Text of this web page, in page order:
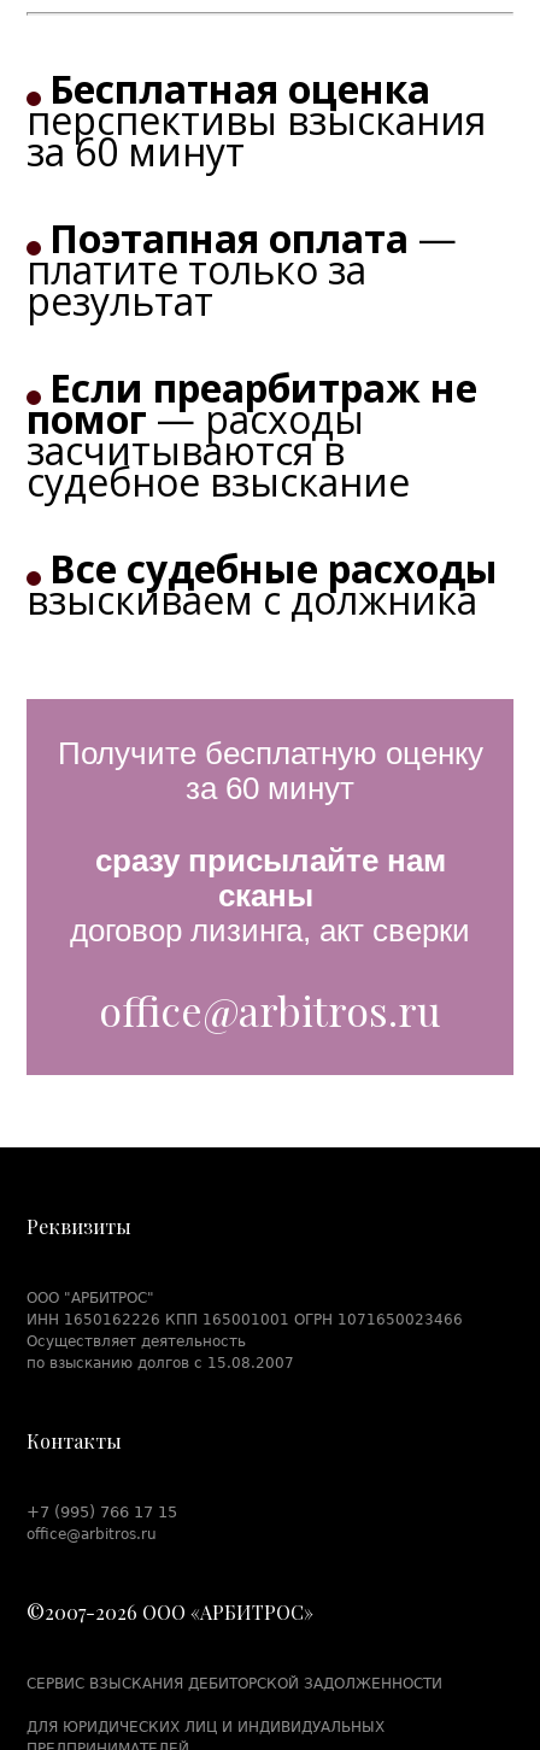
Бесплатная оценка
перспективы взыскания
за 60 минут
Поэтапная оплата —
платите только за
результат
Если преарбитраж не
помог— расходы
засчитываются в
судебное взыскание
Все судебные расходы
взыскиваем с должника
Получите бесплатную оценку
за 60 минут
сразу присылайте нам
сканы
договор лизинга, акт сверки
office@arbitros.ru
Реквизиты
ООО "АРБИТРОС"
ИНН 1650162226 КПП 165001001 ОГРН 1071650023466
Осуществляет деятельность
по взысканию долгов с 15.08.2007
Контакты
+7 (995) 766 17 15
office@arbitros.ru
©2007-2026 ООО «АРБИТРОС»
СЕРВИС ВЗЫСКАНИЯ ДЕБИТОРСКОЙ ЗАДОЛЖЕННОСТИ
ДЛЯ ЮРИДИЧЕСКИХ ЛИЦ И ИНДИВИДУАЛЬНЫХ